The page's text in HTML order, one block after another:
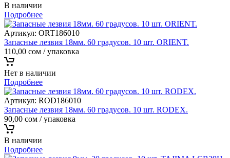
В наличии
Подробнее
Артикул: ORT186010
Запасные лезвия 18мм. 60 градусов. 10 шт. ORIENT.
110,00 сом / упаковка
Нет в наличии
Подробнее
Артикул: ROD186010
Запасные лезвия 18мм. 60 градусов. 10 шт. RODEX.
90,00 сом / упаковка
В наличии
Подробнее